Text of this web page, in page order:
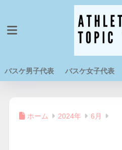
バスケ男子代表 バスケ女子代表
ホーム 2024年 6月